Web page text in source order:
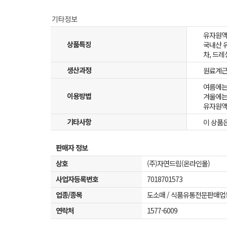
상품특징
유자원
국내산
차, 드
생산과정
원료계
이용방법
여름에
겨울에
유자원
기타사항
이 상품
판매자 정보
상호
(주)자연드림(온라인몰)
사업자등록번호
7018701573
업종/종목
도소매 / 식품유통전문판매
연락처
1577-6009